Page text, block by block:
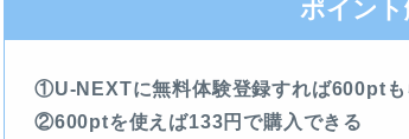
ポイント
①U-NEXTに無料体験登録すれば600ptも
②600ptを使えば133円で購入できる